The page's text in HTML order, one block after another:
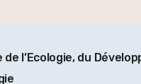
l’Ecologie, du